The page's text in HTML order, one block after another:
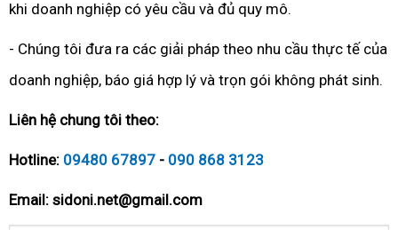
khi doanh nghiệp có yêu cầu và đủ quy mô.
- Chúng tôi đưa ra các giải pháp theo nhu cầu thực tế của
doanh nghiệp, báo giá hợp lý và trọn gói không phát sinh.
Liên hệ chung tôi theo:
Hotline: 09480 67897 - 090 868 3123
Email: sidoni.net@gmail.com